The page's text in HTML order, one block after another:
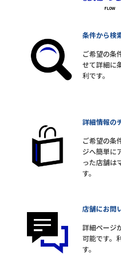
条件から検
ご希望の条
せて詳細に
利です。
詳細情報の
ご希望の条
ジへ簡単に
った店舗は
す。
店舗にお問
詳細ページ
可能です。
す。